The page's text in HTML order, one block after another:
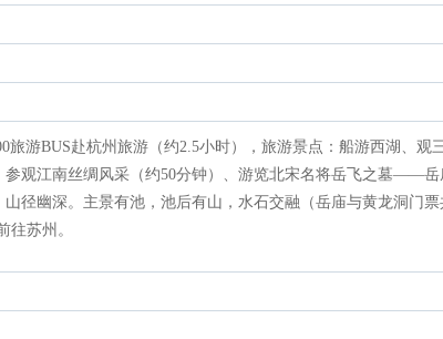
旅游BUS赴杭州旅游（约2.5小时），旅游景点：船游西湖、观
参观江南丝绸风采（约50分钟）、游览北宋名将岳飞之墓——岳
径幽深。主景有池，池后有山，水石交融（岳庙与黄龙洞门票
往苏州。